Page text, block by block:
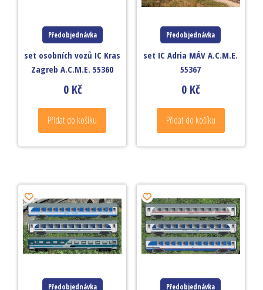
Předobjednávka
set osobních vozů IC Kras
Zagreb A.C.M.E. 55360
0 Kč
Přidat do košíku
Předobjednávka
set IC Adria MÁV A.C.M.E.
55367
0 Kč
Přidat do košíku
Předobjednávka Předobjednávka